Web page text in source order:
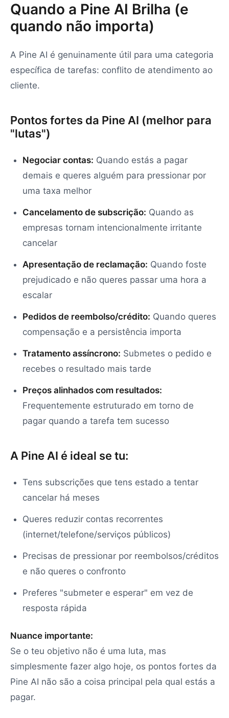
Quando a Pine AI Brilha (e
quando não importa)
A Pine AI é genuinamente útil para uma categoria
específica de tarefas: conflito de atendimento ao
cliente.
Pontos fortes da Pine AI (melhor para
"lutas")
Negociar contas: Quando estás a pagar
demais e queres alguém para pressionar por
uma taxa melhor
Cancelamento de subscrição: Quando as
empresas tornam intencionalmente irritante
cancelar
Apresentação de reclamação: Quando foste
prejudicado e não queres passar uma hora a
escalar
Pedidos de reembolso/crédito: Quando queres
compensação e a persistência importa
Tratamento assíncrono: Submetes o pedido e
recebes o resultado mais tarde
Preços alinhados com resultados:
Frequentemente estruturado em torno de
pagar quando a tarefa tem sucesso
A Pine AI é ideal se tu:
Tens subscrições que tens estado a tentar
cancelar há meses
Queres reduzir contas recorrentes
(internet/telefone/serviços públicos)
Precisas de pressionar por reembolsos/créditos
e não queres o confronto
Preferes "submeter e esperar" em vez de
resposta rápida
Nuance importante:
Se o teu objetivo não é uma luta, mas
simplesmente fazer algo hoje, os pontos fortes da
Pine AI não são a coisa principal pela qual estás a
pagar.